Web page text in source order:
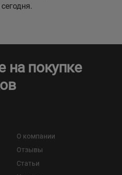
на покупке
О компании
Отзывы
Статьи